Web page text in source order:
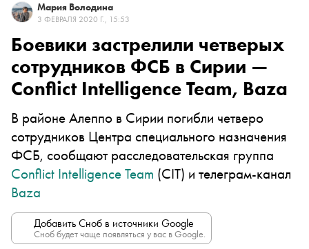
Мария Володина
3 ФЕВРАЛЯ 2020 Г., 15:53
Боевики застрелили четверых
сотрудников ФСБ в Сирии —
Conflict Intelligence Team, Baza
В районе Алеппо в Сирии погибли четверо
сотрудников Центра специального назначения
ФСБ, сообщают расследовательская группа
Conflict Intelligence Team (CIT) и телеграм-канал
Baza
Добавить Сноб в источники Google
Сноб будет чаще появляться у вас в Google.